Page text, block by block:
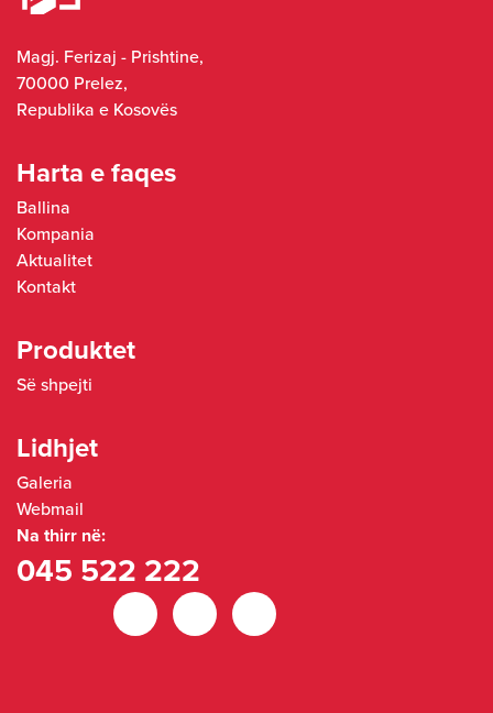
Magj. Ferizaj - Prishtine,
70000 Prelez,
Republika e Kosovës
Harta e faqes
Ballina
Kompania
Aktualitet
Kontakt
Produktet
Së shpejti
Lidhjet
Galeria
Webmail
Na thirr në:
045 522 222